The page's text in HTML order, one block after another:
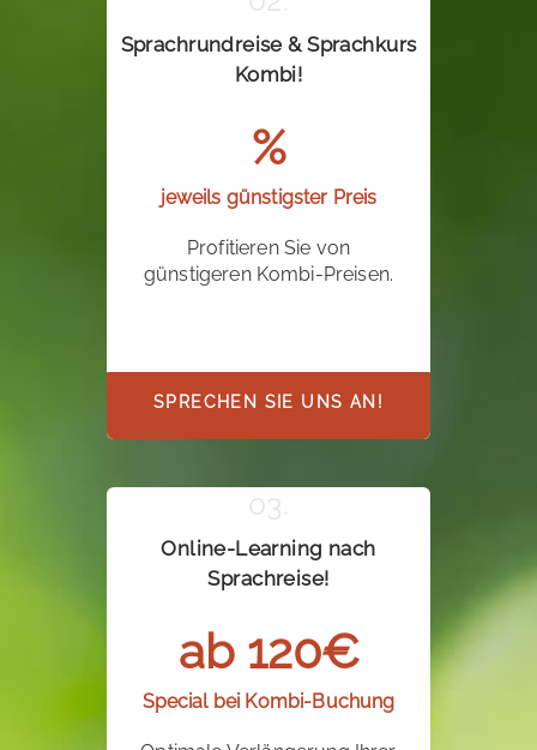
Sprachrundreise & Sprachkurs
Kombi!
%
jeweils günstigster Preis
Profitieren Sie von
günstigeren Kombi-Preisen.
SPRECHEN SIE UNS AN!
Online-Learning nach
Sprachreise!
ab 120€
Special bei Kombi-Buchung